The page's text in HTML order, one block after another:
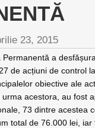
23, 2015
Permanentă a
de acțiuni de control
obiective ale
acestora, au fost
73 dintre acestea
total de 76.000 lei, iar